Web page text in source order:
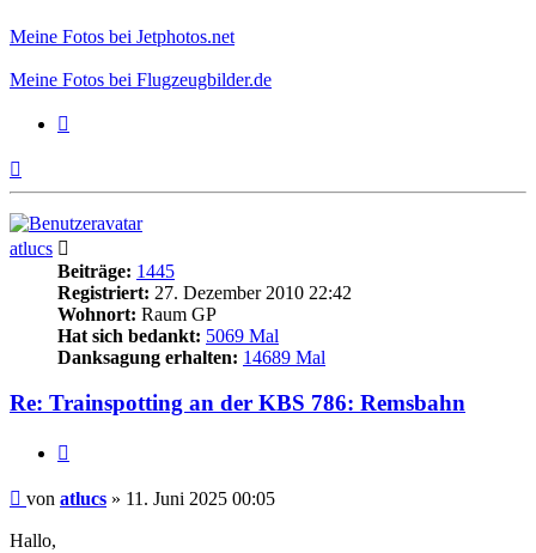
Meine Fotos bei Jetphotos.net
Meine Fotos bei Flugzeugbilder.de
atlucs
Beiträge: 1445
Registriert: 27. Dezember 2010 22:42
Wohnort: Raum GP
Hat sich bedankt: 5069 Mal
Danksagung erhalten: 14689 Mal
Re: Trainspotting an der KBS 786: Remsbahn
Beitrag
von atlucs » 11. Juni 2025 00:05
Hallo,